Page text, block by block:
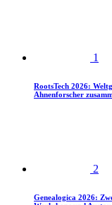
1
RootsTech 2026:
Ahnenforscher
2
Genealogica 2026: